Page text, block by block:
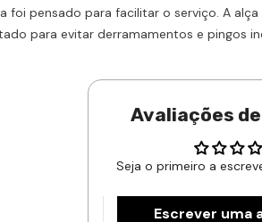
foi pensado para facilitar o serviço. A
para evitar derramamentos e pingos
Avaliações
Seja o primeiro a
Escrever uma